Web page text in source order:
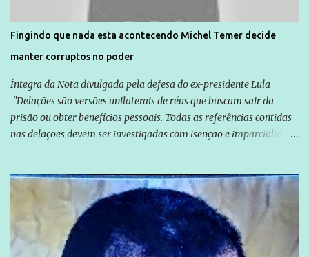
direitos violados. Leia mais: Anistia Internacional cobra do Brasil
solução do caso Amarildo - Terra Brasil
Fingindo que nada esta acontecendo Michel Temer decide
manter corruptos no poder
Íntegra da Nota divulgada pela defesa do ex-presidente Lula
"Delações são versões unilaterais de réus que buscam sair da
prisão ou obter benefícios pessoais. Todas as referências contidas
nas delações devem ser investigadas com isenção e imparcialidade
Globo manteve com o Grupo Odebrecht, citada na delação de
Emílio Odebrecht. Lula sempre atuou para promover o Brasil no
exterior, e não para promover determinadas empresas ou
empresários" Assina a nota o advogado Cristiano Zanin Martins